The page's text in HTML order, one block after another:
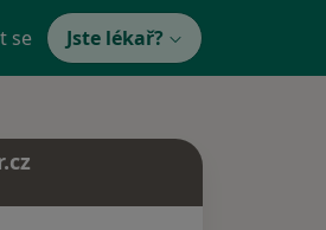
se Jste lékař?